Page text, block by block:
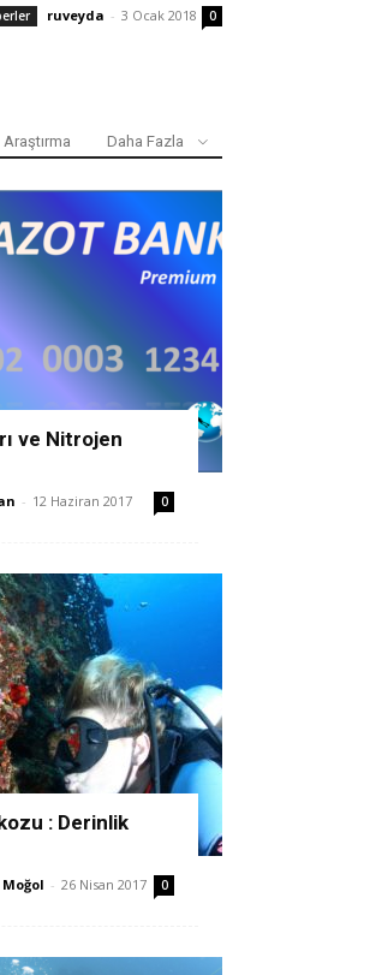
ruveyda - 3 Ocak 2018 0
Araştırma Daha Fazla
ve Nitrojen
- 12 Haziran 2017 0
: Derinlik
- 26 Nisan 2017 0